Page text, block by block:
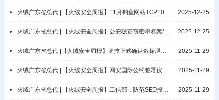
2025-12-25
火绒广东省总代 | 【火绒安全周报】11月钓鱼网站TOP10公布/网警破获抢票非法销售案
2025-12-25
火绒广东省总代 | 【火绒安全周报】公安破获窃密串标案/涉密电脑违规联网导致泄密
2025-11-29
火绒广东省总代 |【火绒安全周报】罗技正式确认数据泄露/普林斯顿大学数据库遭入侵
2025-11-29
火绒广东省总代 | 【火绒安全周报】网安国际公约签署仪式开幕/瑞典国家电网遭勒索
2025-11-29
火绒广东省总代 | 【火绒安全周报】工信部：防范SEO投毒攻击/Askul遭勒索攻击